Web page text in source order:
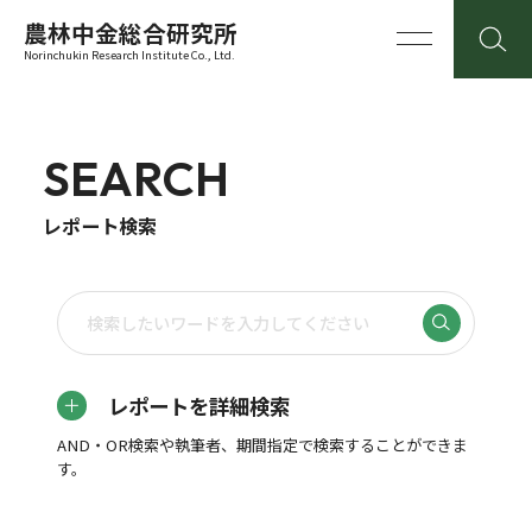
農林中金総合研究所
Norinchukin Research Institute Co., Ltd.
SEARCH
レポート検索
レポートを詳細検索
AND・OR検索や執筆者、期間指定で検索することができま
す。